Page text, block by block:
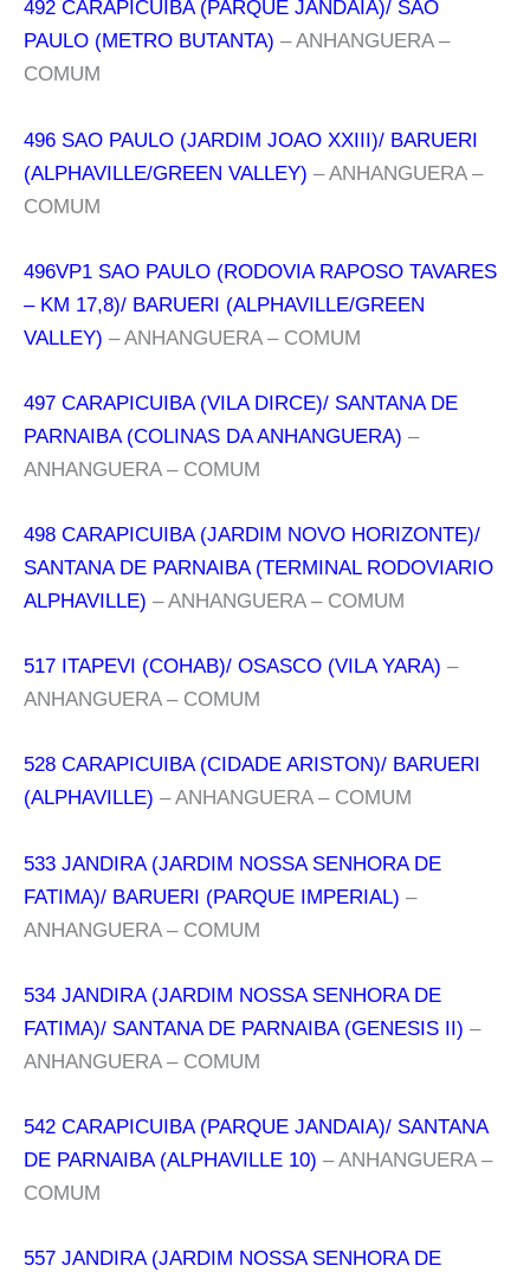
492 CARAPICUIBA (PARQUE JANDAIA)/ SAO
PAULO (METRO BUTANTA) – ANHANGUERA –
COMUM
496 SAO PAULO (JARDIM JOAO XXIII)/ BARUERI
(ALPHAVILLE/GREEN VALLEY) – ANHANGUERA –
COMUM
496VP1 SAO PAULO (RODOVIA RAPOSO TAVARES
– KM 17,8)/ BARUERI (ALPHAVILLE/GREEN
VALLEY) – ANHANGUERA – COMUM
497 CARAPICUIBA (VILA DIRCE)/ SANTANA DE
PARNAIBA (COLINAS DA ANHANGUERA) –
ANHANGUERA – COMUM
498 CARAPICUIBA (JARDIM NOVO HORIZONTE)/
SANTANA DE PARNAIBA (TERMINAL RODOVIARIO
ALPHAVILLE) – ANHANGUERA – COMUM
517 ITAPEVI (COHAB)/ OSASCO (VILA YARA) –
ANHANGUERA – COMUM
528 CARAPICUIBA (CIDADE ARISTON)/ BARUERI
(ALPHAVILLE) – ANHANGUERA – COMUM
533 JANDIRA (JARDIM NOSSA SENHORA DE
FATIMA)/ BARUERI (PARQUE IMPERIAL) –
ANHANGUERA – COMUM
534 JANDIRA (JARDIM NOSSA SENHORA DE
FATIMA)/ SANTANA DE PARNAIBA (GENESIS II) –
ANHANGUERA – COMUM
542 CARAPICUIBA (PARQUE JANDAIA)/ SANTANA
DE PARNAIBA (ALPHAVILLE 10) – ANHANGUERA –
COMUM
557 JANDIRA (JARDIM NOSSA SENHORA DE